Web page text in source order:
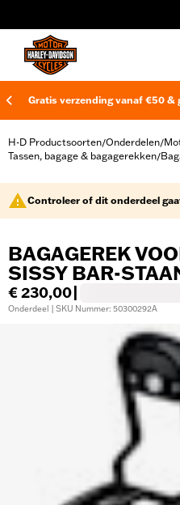
Gratis verzending vanaf €50 &
H-D Productsoorten/Onderdelen/
Tassen, bagage & bagagerekken/
Controleer of dit onderdeel
BAGAGEREK
SISSY BAR-
€ 230,00
Onderdeel | SKU Nummer: 50300292A